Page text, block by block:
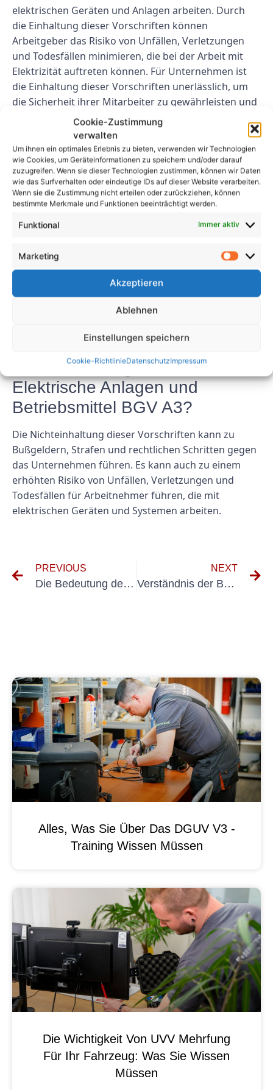
Cookie-Zustimmung
verwalten
Um ihnen ein optimales Erlebnis zu bieten, verwenden wir Technologien
wie Cookies, um Geräteinformationen zu speichern und/oder darauf
zuzugreifen. Wenn sie dieser Technologien zustimmen, können wir Daten
wie das Surfverhalten oder eindeutige IDs auf dieser Website verarbeiten.
Wenn sie die Zustimmung nicht erteilen oder zurückziehen, können
bestimmte Merkmale und Funktionen beeinträchtigt werden.
Funktional Immer aktiv
Marketing
Akzeptieren
Ablehnen
Einstellungen speichern
Cookie-RichtlinieDatenschutzImpressum
elektrischen Geräten und Anlagen arbeiten. Durch
die Einhaltung dieser Vorschriften können
Arbeitgeber das Risiko von Unfällen, Verletzungen
und Todesfällen minimieren, die bei der Arbeit mit
Elektrizität auftreten können. Für Unternehmen ist
die Einhaltung dieser Vorschriften unerlässlich, um
die Sicherheit ihrer Mitarbeiter zu gewährleisten und
rechtliche Konsequenzen zu vermeiden.
FAQs
1. Wozu dient die UVV
Elektrische Anlagen und
Betriebsmittel BGV A3?
Sicherheit von Arbeitnehmern zu gewährleisten, die
mit elektrischen Geräten und Anlagen arbeiten. Sie
sollen Unfälle, Verletzungen und Todesfälle
verhindern, die bei der Arbeit mit Elektrizität
2. Welche Folgen hat die
Nichtbeachtung der UVV
Elektrische Anlagen und
Betriebsmittel BGV A3?
Die Nichteinhaltung dieser Vorschriften kann zu
Bußgeldern, Strafen und rechtlichen Schritten gegen
das Unternehmen führen. Es kann auch zu einem
erhöhten Risiko von Unfällen, Verletzungen und
Todesfällen für Arbeitnehmer führen, die mit
elektrischen Geräten und Systemen arbeiten.
PREVIOUS
Die Bedeutung der Erstprüfung nach VDE 0100 Teil 600 in Elektroinstallationen verstehen
NEXT
Verständnis der Bedeutung von Messen nach VDE 0100 Teil 600 in Elektroinstallationen
Alles, Was Sie Über Das DGUV V3 -
Training Wissen Müssen
Die Wichtigkeit Von UVV Mehrfung
Für Ihr Fahrzeug: Was Sie Wissen
Müssen